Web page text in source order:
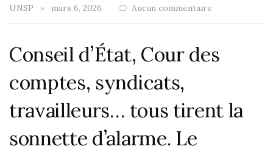
UNSP mars 6, 2026 Aucun commentaire
Conseil d’État, Cour des
comptes, syndicats,
travailleurs… tous tirent la
sonnette d’alarme. Le